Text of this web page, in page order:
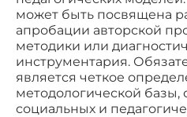
может быть посвящена
апробации авторской
методики или
инструментария.
является четкое
методологической
социальных и